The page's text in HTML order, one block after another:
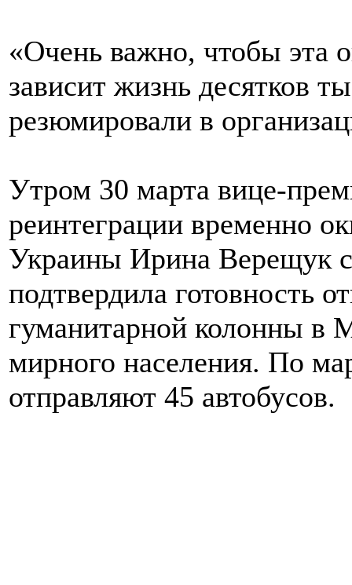
«Очень важно, чтобы эта
зависит жизнь десятков
резюмировали в
Утром 30 марта вице-
реинтеграции временно
Украины Ирина Верещук
подтвердила готовность
гуманитарной колонны в
мирного населения. По
отправляют 45 автобусов.